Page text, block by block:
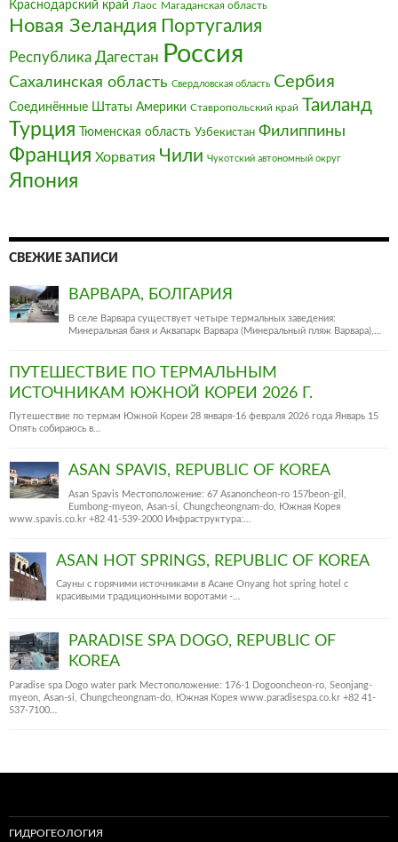
Краснодарский край Лаос Магаданская область
Новая Зеландия Португалия
Республика Дагестан Россия
Сахалинская область Свердловская область Сербия
Соединённые Штаты Америки Ставропольский край Таиланд
Турция Тюменская область Узбекистан Филиппины
Франция‎ Хорватия Чили Чукотский автономный округ
Япония
СВЕЖИЕ ЗАПИСИ
ВАРВАРА, БОЛГАРИЯ
В селе Варвара существует четыре термальных заведения:
Минеральная баня и Аквапарк Варвара (Минеральный пляж Варвара),…
ПУТЕШЕСТВИЕ ПО ТЕРМАЛЬНЫМ
ИСТОЧНИКАМ ЮЖНОЙ КОРЕИ 2026 Г.
Путешествие по термам Южной Кореи 28 января-16 февраля 2026 года Январь 15
Опять собираюсь в…
ASAN SPAVIS, REPUBLIC OF KOREA
Asan Spavis Местоположение: 67 Asanoncheon-ro 157beon-gil,
Eumbong-myeon, Asan-si, Chungcheongnam-do, Южная Корея
www.spavis.co.kr +82 41-539-2000 Инфраструктура:…
ASAN HOT SPRINGS, REPUBLIC OF KOREA
Сауны с горячими источниками в Асане Onyang hot spring hotel c
красивыми традиционными воротами -…
PARADISE SPA DOGO, REPUBLIC OF
KOREA
Paradise spa Dogo water park Местоположение: 176-1 Dogooncheon-ro, Seonjang-
myeon, Asan-si, Chungcheongnam-do, Южная Корея www.paradisespa.co.kr +82 41-
537-7100…
ГИДРОГЕОЛОГИЯ